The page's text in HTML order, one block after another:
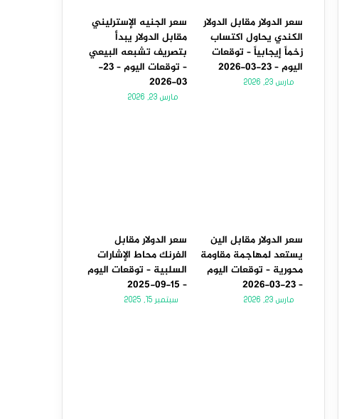
سعر الدولار مقابل الدولار
الكندي يحاول اكتساب
زخماً إيجابياً – توقعات
اليوم – 23-03-2026
مارس 23, 2026
سعر الجنيه الإسترليني
مقابل الدولار يبدأ
بتصريف تشبعه البيعي
– توقعات اليوم – 23-
03-2026
مارس 23, 2026
سعر الدولار مقابل الين
يستعد لمهاجمة مقاومة
محورية – توقعات اليوم
– 23-03-2026
مارس 23, 2026
سعر الدولار مقابل
الفرنك محاط الإشارات
السلبية – توقعات اليوم
– 15-09-2025
سبتمبر 15, 2025